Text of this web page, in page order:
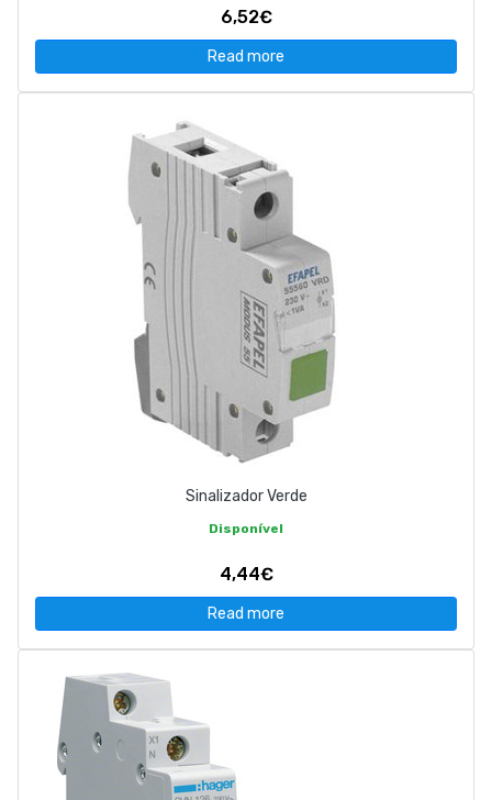
6,52€
Read more
Sinalizador Verde
Disponível
4,44€
Read more